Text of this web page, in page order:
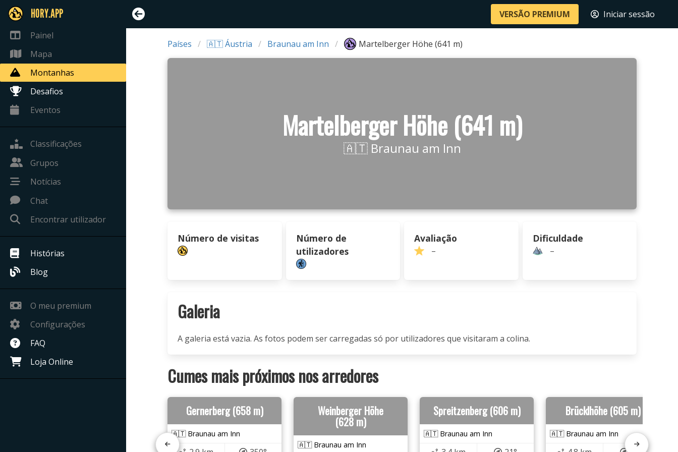
HORY.APP
Painel
Mapa
Montanhas
Desafios
Eventos
Classificações
Grupos
Notícias
Chat
Encontrar utilizador
Histórias
Blog
O meu premium
Configurações
FAQ
Loja Online
VERSÃO PREMIUM Iniciar sessão
Países 🇦🇹 Áustria Braunau am Inn Martelberger Höhe (641 m)
Martelberger Höhe (641 m)
🇦🇹 Braunau am Inn
Número de visitas
Número de
utilizadores
Avaliação
–
Dificuldade
–
Galeria
A galeria está vazia. As fotos podem ser carregadas só por utilizadores que visitaram a colina.
Cumes mais próximos nos arredores
Gernerberg (658 m)
🇦🇹 Braunau am Inn
Weinberger Höhe
(628 m)
🇦🇹 Braunau am Inn
Spreitzenberg (606 m)
🇦🇹 Braunau am Inn
Brücklhöhe (605 m)
🇦🇹 Braunau am Inn